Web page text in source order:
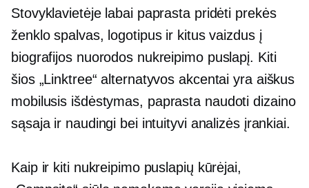
Stovyklavietėje labai paprasta pridėti prekės
ženklo spalvas, logotipus ir kitus vaizdus į
biografijos nuorodos nukreipimo puslapį. Kiti
šios „Linktree“ alternatyvos akcentai yra aiškus
mobilusis išdėstymas, paprasta naudoti dizaino
sąsaja ir naudingi bei intuityvi analizės įrankiai.
Kaip ir kiti nukreipimo puslapių kūrėjai,